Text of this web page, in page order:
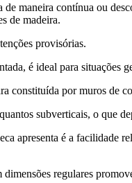
de maneira contínua ou
de madeira.
provisórias.
é ideal para situações
constituída por muros de
subverticais, o que
apresenta é a facilidade
regulares